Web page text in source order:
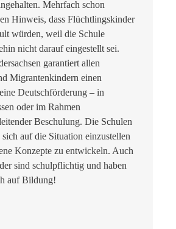
Mehrfach schon
Hinweis, dass Flüchtlingskinder
würden, weil die Schule
nicht darauf eingestellt sei.
garantiert allen
Migrantenkindern einen
Deutschförderung – in
oder im Rahmen
Beschulung. Die Schulen
auf die Situation einzustellen
Konzepte zu entwickeln. Auch
sind schulpflichtig und haben
auf Bildung!